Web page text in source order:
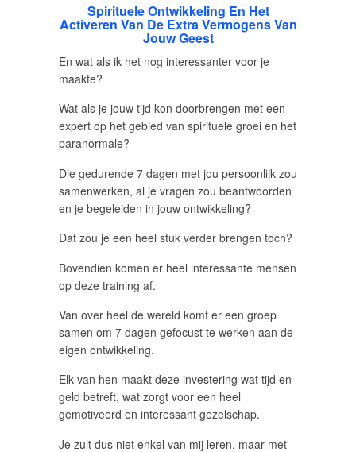
Spirituele Ontwikkeling En Het
Activeren Van De Extra Vermogens Van
Jouw Geest
En wat als ik het nog interessanter voor je
maakte?
Wat als je jouw tijd kon doorbrengen met een
expert op het gebied van spirituele groei en het
paranormale?
Die gedurende 7 dagen met jou persoonlijk zou
samenwerken, al je vragen zou beantwoorden
en je begeleiden in jouw ontwikkeling?
Dat zou je een heel stuk verder brengen toch?
Bovendien komen er heel interessante mensen
op deze training af.
Van over heel de wereld komt er een groep
samen om 7 dagen gefocust te werken aan de
eigen ontwikkeling.
Elk van hen maakt deze investering wat tijd en
geld betreft, wat zorgt voor een heel
gemotiveerd en interessant gezelschap.
Je zult dus niet enkel van mij leren, maar met